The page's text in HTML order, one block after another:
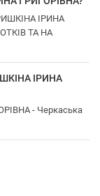
ІРИНА
ТА НА
ІРИНА
- Черкаська